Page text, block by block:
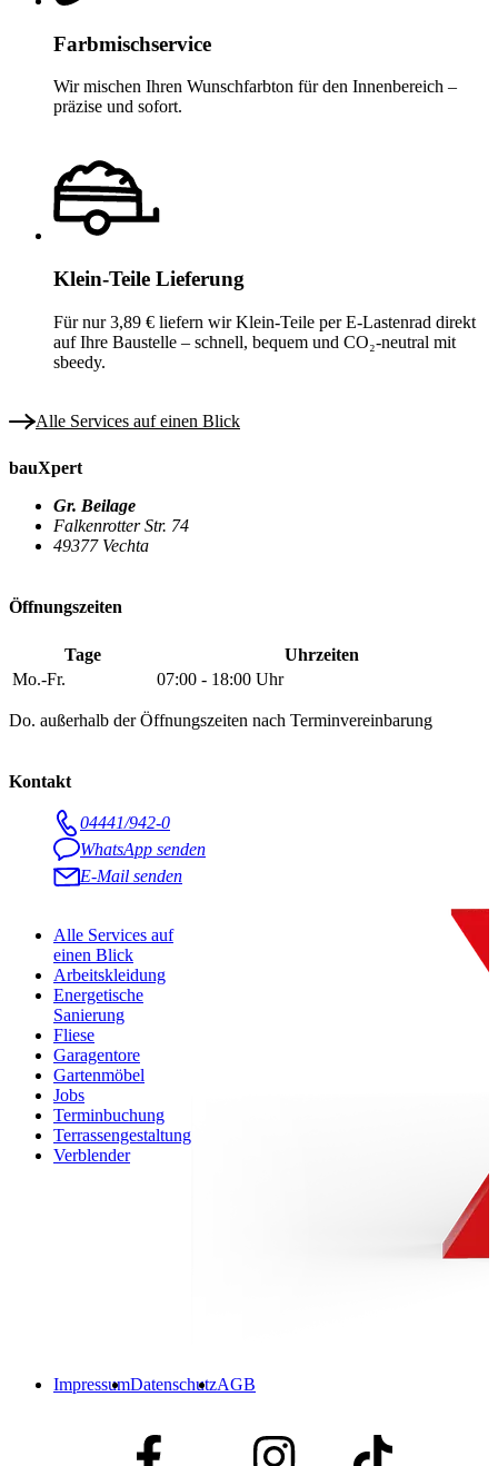
Farbmischservice
Wir mischen Ihren Wunschfarbton für den Innenbereich –
präzise und sofort.
Klein-Teile Lieferung
Für nur 3,89 € liefern wir Klein-Teile per E-Lastenrad direkt
auf Ihre Baustelle – schnell, bequem und CO₂-neutral mit
sbeedy.
Alle Services auf einen Blick
bauXpert
Gr. Beilage
Falkenrotter Str. 74
49377 Vechta
Öffnungszeiten
Tage
Uhrzeiten
Mo.-Fr.
07:00 - 18:00 Uhr
Do. außerhalb der Öffnungszeiten nach Terminvereinbarung
Kontakt
04441/942-0
WhatsApp senden
E-Mail senden
Alle Services auf
einen Blick
Arbeitskleidung
Energetische
Sanierung
Fliese
Garagentore
Gartenmöbel
Jobs
Terminbuchung
Terrassengestaltung
Verblender
ImpressumDatenschutzAGB